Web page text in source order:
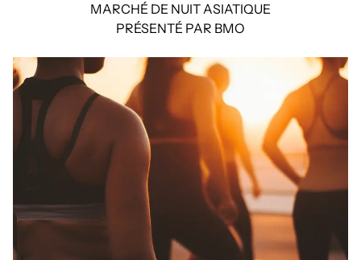
MARCHÉ DE NUIT ASIATIQUE
PRÉSENTÉ PAR BMO